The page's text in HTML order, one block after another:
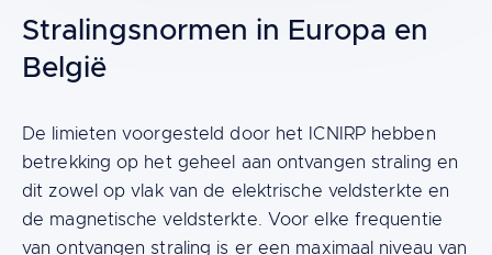
Stralingsnormen in Europa en
België
Content
De limieten voorgesteld door het ICNIRP hebben
betrekking op het geheel aan ontvangen straling en
dit zowel op vlak van de elektrische veldsterkte en
de magnetische veldsterkte. Voor elke frequentie
van ontvangen straling is er een maximaal niveau van